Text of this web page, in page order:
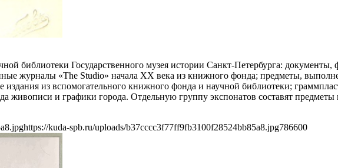
библиотеки Государственного музея истории Санкт-Петербурга:
журналы «The Studio» начала ХХ века из книжного фонда; предметы,
из вспомогательного книжного фонда и научной библиотеки;
и графики города. Отдельную группу экспонатов составят
https://kuda-spb.ru/uploads/b37cccc3f77ff9fb3100f28524bb85a8.jpg786600